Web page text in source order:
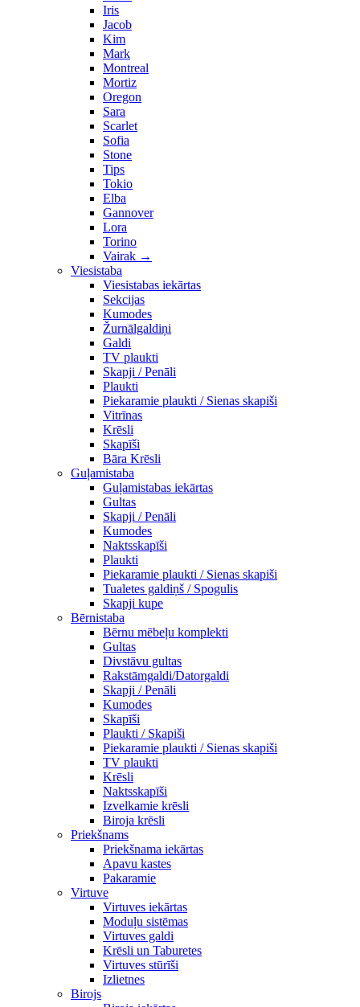
Iris
Jacob
Kim
Mark
Montreal
Mortiz
Oregon
Sara
Scarlet
Sofia
Stone
Tips
Tokio
Elba
Gannover
Lora
Torino
Vairak →
Viesistaba
Viesistabas iekārtas
Sekcijas
Kumodes
Žurnālgaldiņi
Galdi
TV plaukti
Skapji / Penāli
Plaukti
Piekaramie plaukti / Sienas skapiši
Vitrīnas
Krēsli
Skapīši
Bāra Krēsli
Guļamistaba
Guļamistabas iekārtas
Gultas
Skapji / Penāli
Kumodes
Naktsskapīši
Plaukti
Piekaramie plaukti / Sienas skapiši
Tualetes galdiņš / Spogulis
Skapji kupe
Bērnistaba
Bērnu mēbeļu komplekti
Gultas
Divstāvu gultas
Rakstāmgaldi/Datorgaldi
Skapji / Penāli
Kumodes
Skapīši
Plaukti / Skapiši
Piekaramie plaukti / Sienas skapiši
TV plaukti
Krēsli
Naktsskapīši
Izvelkamie krēsli
Biroja krēsli
Priekšnams
Priekšnama iekārtas
Apavu kastes
Pakaramie
Virtuve
Virtuves iekārtas
Moduļu sistēmas
Virtuves galdi
Krēsli un Taburetes
Virtuves stūrīši
Izlietnes
Birojs